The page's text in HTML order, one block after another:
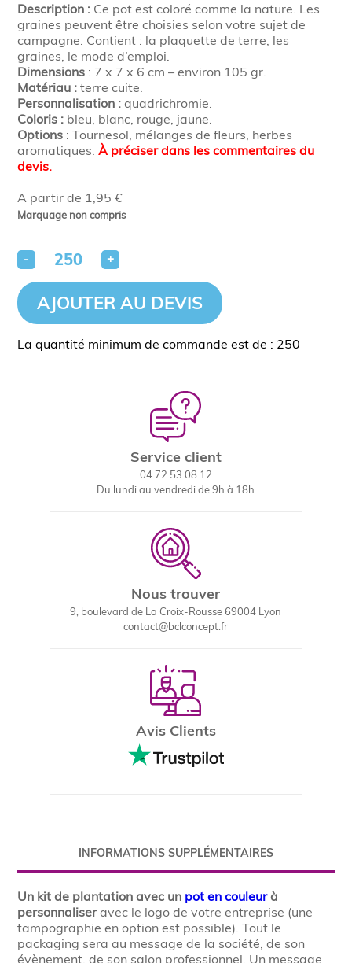
A partir de 1,95 €
Marquage non compris
Description : Ce pot est coloré comme la nature. Les
graines peuvent être choisies selon votre sujet de
campagne. Contient : la plaquette de terre, les
graines, le mode d’emploi.
Dimensions : 7 x 7 x 6 cm – environ 105 gr.
Matériau : terre cuite.
Personnalisation : quadrichromie.
Coloris : bleu, blanc, rouge, jaune.
Options : Tournesol, mélanges de fleurs, herbes
aromatiques.À préciser dans les commentaires du
devis.
- +
AJOUTER AU DEVIS
La quantité minimum de commande est de : 250
Service client
04 72 53 08 12
Du lundi au vendredi de 9h à 18h
Nous trouver
9, boulevard de La Croix-Rousse 69004 Lyon
contact@bclconcept.fr
Avis Clients
INFORMATIONS SUPPLÉMENTAIRES
Un kit de plantation avec un pot en couleurà
personnaliseravec le logo de votre entreprise (une
tampographie en option est possible). Tout le
packaging sera au message de la société, de son
évènement, de son salon professionnel. Un message